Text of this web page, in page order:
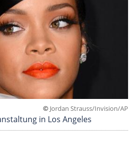
© Jordan Strauss/Invision/AP
in Los Angeles